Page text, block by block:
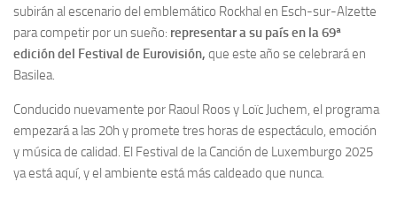
subirán al escenario del emblemático Rockhal en Esch-sur-Alzette
para competir por un sueño: representar a su país en la 69ª
edición del Festival de Eurovisión, que este año se celebrará en
Basilea.
Conducido nuevamente por Raoul Roos y Loïc Juchem, el programa
empezará a las 20h y promete tres horas de espectáculo, emoción
y música de calidad. El Festival de la Canción de Luxemburgo 2025
ya está aquí, y el ambiente está más caldeado que nunca.